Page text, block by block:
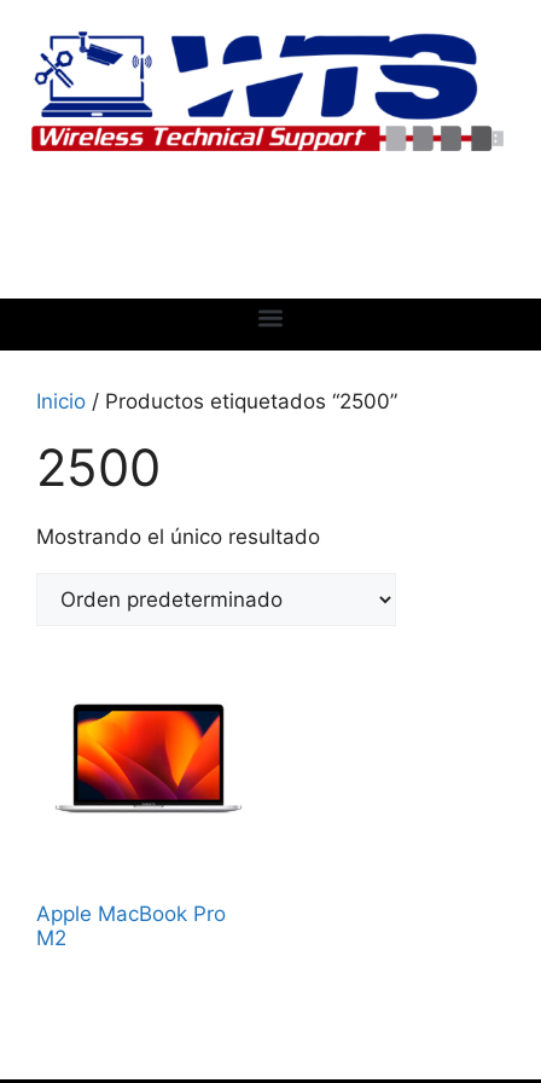
Inicio / Productos etiquetados “2500”
2500
Mostrando el único resultado
Apple MacBook Pro
M2